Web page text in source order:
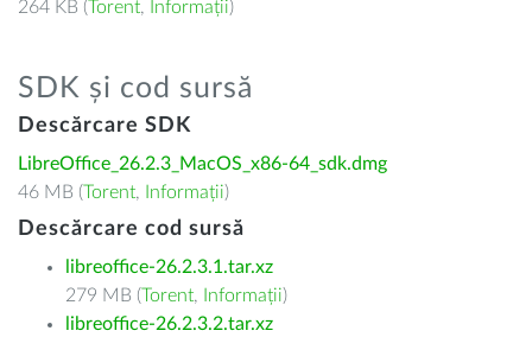
264 KB (Torent, Informații)
SDK și cod sursă
Descărcare SDK
LibreOffice_26.2.3_MacOS_x86-64_sdk.dmg
46 MB (Torent, Informații)
Descărcare cod sursă
libreoffice-26.2.3.1.tar.xz
279 MB (Torent, Informații)
libreoffice-26.2.3.2.tar.xz